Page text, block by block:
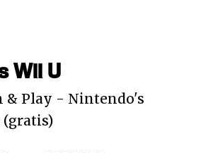
Wii U
& Play - Nintendo's
(gratis)